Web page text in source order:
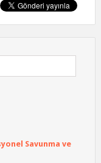
Savunma ve